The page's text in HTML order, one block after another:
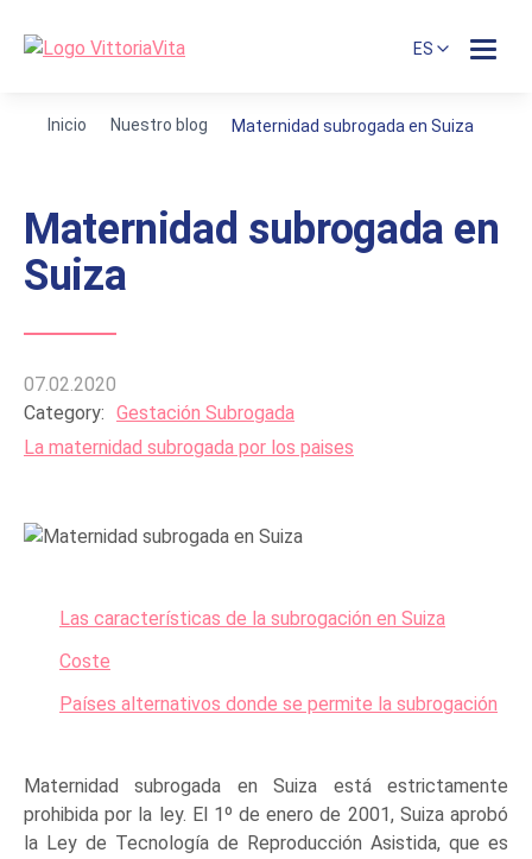
ES
Inicio Nuestro blog Maternidad subrogada en Suiza
Maternidad subrogada en
Suiza
07.02.2020
Category: Gestación Subrogada
La maternidad subrogada por los paises
Las características de la subrogación en Suiza
Coste
Países alternativos donde se permite la subrogación
Maternidad subrogada en Suiza está estrictamente
prohibida por la ley. El 1º de enero de 2001, Suiza aprobó
la Ley de Tecnología de Reproducción Asistida, que es